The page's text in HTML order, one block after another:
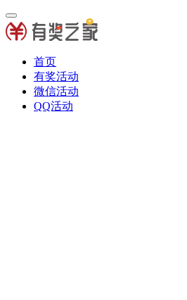
首页
有奖活动
微信活动
QQ活动